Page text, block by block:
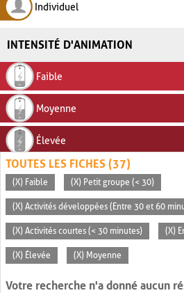
Individuel
INTENSITÉ D'ANIMATION
Faible
Moyenne
Élevée
TOUTES LES FICHES (37)
(X) Faible (X) Petit groupe (< 30)
(X) Activités développées (Entre 30 et 60
(X) Activités courtes (< 30 minutes) (X)
(X) Élevée (X) Moyenne
Votre recherche n'a donné aucun